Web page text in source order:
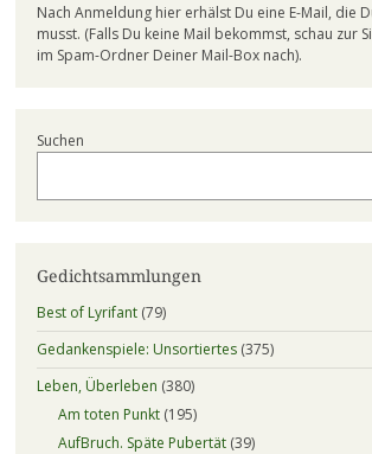
Nach Anmeldung hier erhälst Du eine E-Mail, die
musst. (Falls Du keine Mail bekommst, schau zur
im Spam-Ordner Deiner Mail-Box nach).
Suchen
Gedichtsammlungen
Best of Lyrifant(79)
Gedankenspiele: Unsortiertes(375)
Leben, Überleben (380)
Am toten Punkt(195)
AufBruch. Späte Pubertät(39)